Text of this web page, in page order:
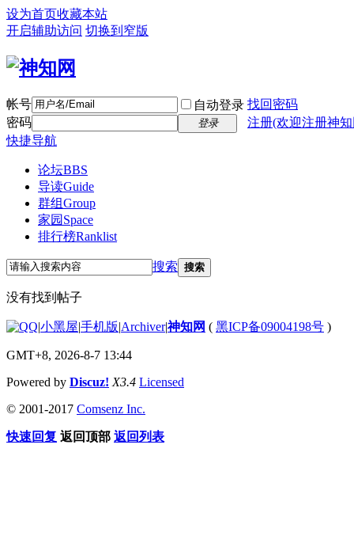
设为首页收藏本站
开启辅助访问 切换到窄版
帐号 自动登录 找回密码
密码
登录
注册(欢迎注册神
快捷导航
论坛BBS
导读Guide
群组Group
家园 Space
排行榜Ranklist
搜索 搜索
没有找到帖子
|小黑屋|手机版|Archiver|神知网 ( 黑ICP备09004198号 )
GMT+8, 2026-8-7 13:44
Powered by Discuz! X3.4 Licensed
© 2001-2017 Comsenz Inc.
快速回复 返回顶部 返回列表